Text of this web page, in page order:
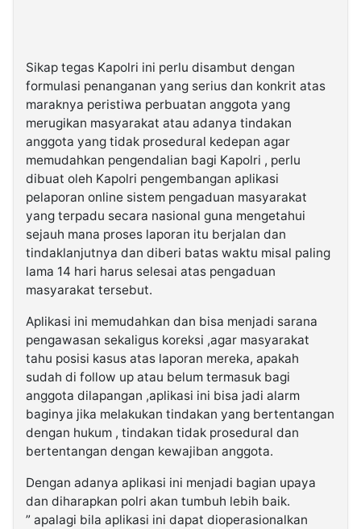
Sikap tegas Kapolri ini perlu disambut dengan
formulasi penanganan yang serius dan konkrit atas
maraknya peristiwa perbuatan anggota yang
merugikan masyarakat atau adanya tindakan
anggota yang tidak prosedural kedepan agar
memudahkan pengendalian bagi Kapolri , perlu
dibuat oleh Kapolri pengembangan aplikasi
pelaporan online sistem pengaduan masyarakat
yang terpadu secara nasional guna mengetahui
sejauh mana proses laporan itu berjalan dan
tindaklanjutnya dan diberi batas waktu misal paling
lama 14 hari harus selesai atas pengaduan
masyarakat tersebut.
Aplikasi ini memudahkan dan bisa menjadi sarana
pengawasan sekaligus koreksi ,agar masyarakat
tahu posisi kasus atas laporan mereka, apakah
sudah di follow up atau belum termasuk bagi
anggota dilapangan ,aplikasi ini bisa jadi alarm
baginya jika melakukan tindakan yang bertentangan
dengan hukum , tindakan tidak prosedural dan
bertentangan dengan kewajiban anggota.
Dengan adanya aplikasi ini menjadi bagian upaya
dan diharapkan polri akan tumbuh lebih baik.
” apalagi bila aplikasi ini dapat dioperasionalkan